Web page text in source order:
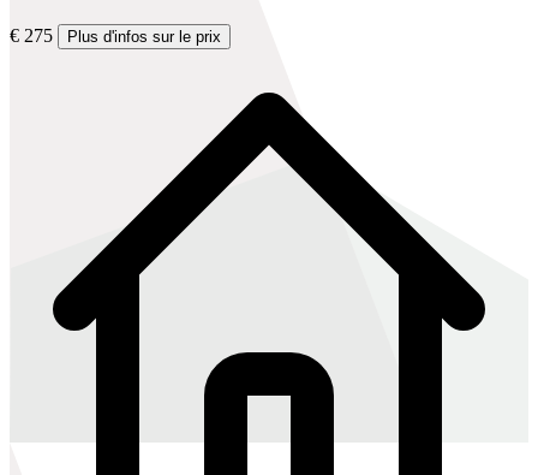
€ 275 Plus d'infos sur le prix